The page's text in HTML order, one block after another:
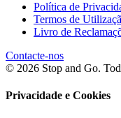
Política de
Termos de
Livro de
Contacte-nos
© 2026 Stop and Go.
Privacidade e Cookies